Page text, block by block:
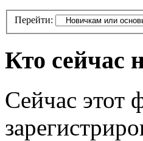
Перейти:
Кто сейчас
Сейчас этот